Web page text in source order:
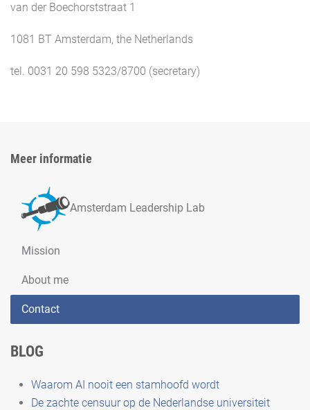
van der Boechorststraat 1
1081 BT Amsterdam, the Netherlands
tel. 0031 20 598 5323/8700 (secretary)
Meer informatie
Amsterdam Leadership Lab
Mission
About me
Contact
BLOG
Waarom AI nooit een stamhoofd wordt
De zachte censuur op de Nederlandse universiteit